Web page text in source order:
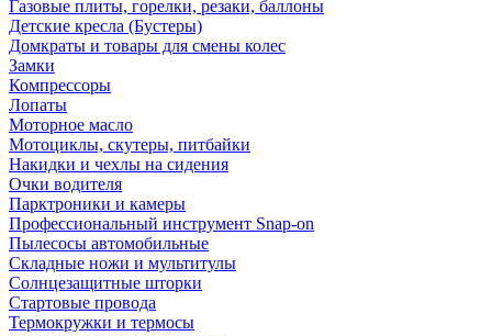
Газовые плиты, горелки, резаки, баллоны
Детские кресла (Бустеры)
Домкраты и товары для смены колес
Замки
Компрессоры
Лопаты
Моторное масло
Мотоциклы, скутеры, питбайки
Накидки и чехлы на сидения
Очки водителя
Парктроники и камеры
Профессиональный инструмент Snap-on
Пылесосы автомобильные
Складные ножи и мультитулы
Солнцезащитные шторки
Стартовые провода
Термокружки и термосы